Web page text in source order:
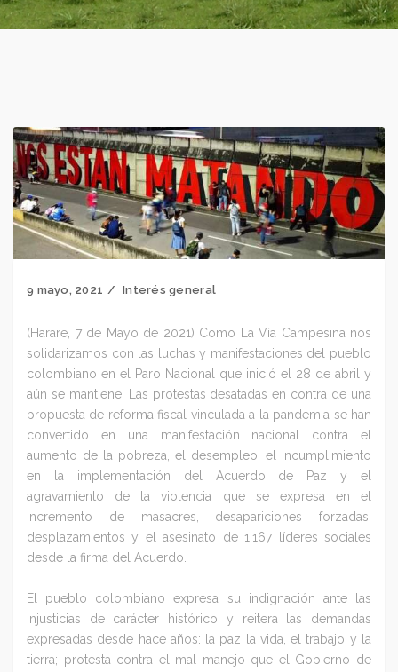
9 mayo, 2021 Interés general
(Harare, 7 de Mayo de 2021) Como La Vía Campesina nos
solidarizamos con las luchas y manifestaciones del pueblo
colombiano en el Paro Nacional que inició el 28 de abril y
aún se mantiene. Las protestas desatadas en contra de una
propuesta de reforma fiscal vinculada a la pandemia se han
convertido en una manifestación nacional contra el
aumento de la pobreza, el desempleo, el incumplimiento
en la implementación del Acuerdo de Paz y el
agravamiento de la violencia que se expresa en el
incremento de masacres, desapariciones forzadas,
desplazamientos y el asesinato de 1.167 líderes sociales
desde la firma del Acuerdo.
El pueblo colombiano expresa su indignación ante las
injusticias de carácter histórico y reitera las demandas
expresadas desde hace años: la paz la vida, el trabajo y la
tierra; protesta contra el mal manejo que el Gobierno de